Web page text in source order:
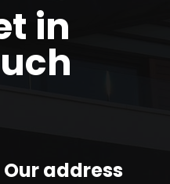
in
Our address